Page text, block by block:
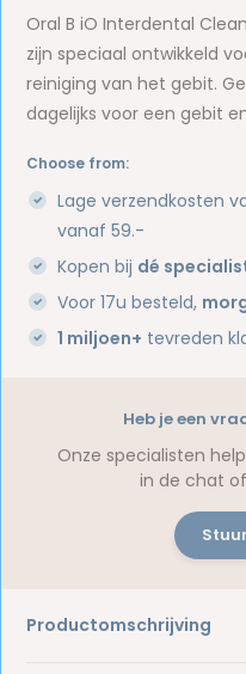
Oral B iO Interdental
zijn speciaal ontwikkeld
reiniging van het gebit.
dagelijks voor een gebit
Choose from:
Lage verzendkosten
vanaf 59.-
Kopen bij dé
Voor 17u besteld,
1 miljoen+ tevreden
Productomschrijving
Heb je een
Onze specialisten
in de chat